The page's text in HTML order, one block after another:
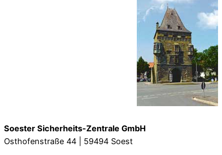
Soester Sicherheits-Zentrale GmbH
Osthofenstraße 44 | 59494 Soest